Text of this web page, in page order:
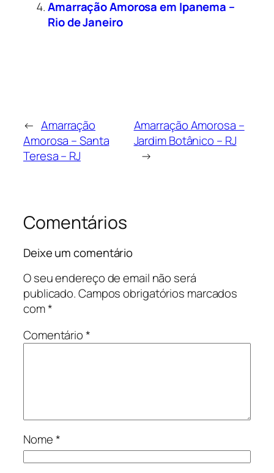
Amarração Amorosa em Ipanema –
Rio de Janeiro
← Amarração
Amorosa – Santa
Teresa – RJ
Amarração Amorosa –
Jardim Botânico – RJ
→
Comentários
Deixe um comentário
O seu endereço de email não será
publicado.Campos obrigatórios marcados
com*
Comentário*
Nome*